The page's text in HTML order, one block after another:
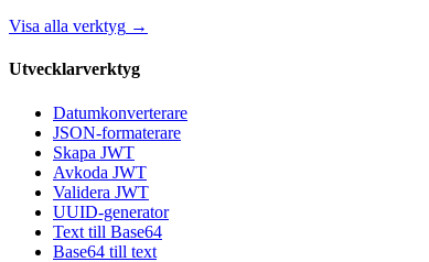
Visa alla verktyg →
Utvecklarverktyg
Datumkonverterare
JSON-formaterare
Skapa JWT
Avkoda JWT
Validera JWT
UUID-generator
Text till Base64
Base64 till text